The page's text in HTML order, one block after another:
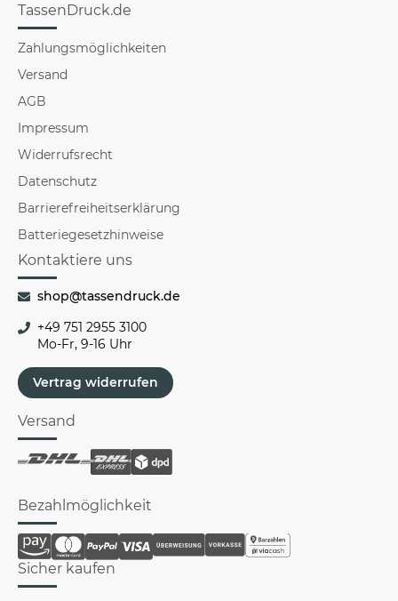
TassenDruck.de
Zahlungsmöglichkeiten
Versand
AGB
Impressum
Widerrufsrecht
Datenschutz
Barrierefreiheitserklärung
Batteriegesetzhinweise
Kontaktiere uns
shop@tassendruck.de
+49 751 2955 3100
Mo-Fr, 9-16 Uhr
Vertrag widerrufen
Versand
Bezahlmöglichkeit
Sicher kaufen